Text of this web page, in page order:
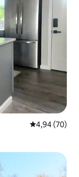
საშუალო
4,94 (70)